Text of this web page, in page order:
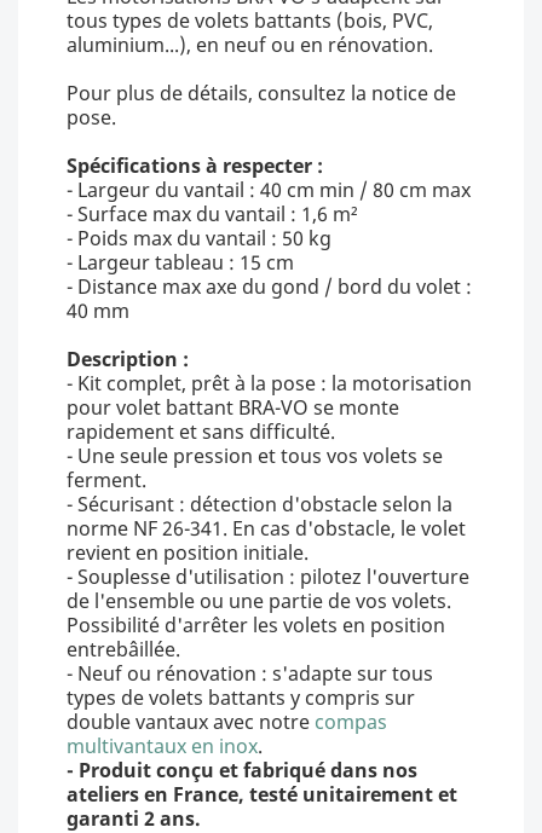
tous types de volets battants (bois, PVC,
aluminium...), en neuf ou en rénovation.
Pour plus de détails, consultez la notice de
pose.
Spécifications à respecter :
- Largeur du vantail : 40 cm min / 80 cm max
- Surface max du vantail : 1,6 m²
- Poids max du vantail : 50 kg
- Largeur tableau : 15 cm
- Distance max axe du gond / bord du volet :
40 mm
Description :
- Kit complet, prêt à la pose : la motorisation
pour volet battant BRA-VO se monte
rapidement et sans difficulté.
- Une seule pression et tous vos volets se
ferment.
- Sécurisant : détection d'obstacle selon la
norme NF 26-341. En cas d'obstacle, le volet
revient en position initiale.
- Souplesse d'utilisation : pilotez l'ouverture
de l'ensemble ou une partie de vos volets.
Possibilité d'arrêter les volets en position
entrebâillée.
- Neuf ou rénovation : s'adapte sur tous
types de volets battants y compris sur
double vantaux avec notre compas
multivantaux en inox.
- Produit conçu et fabriqué dans nos
ateliers en France, testé unitairement et
garanti 2 ans.